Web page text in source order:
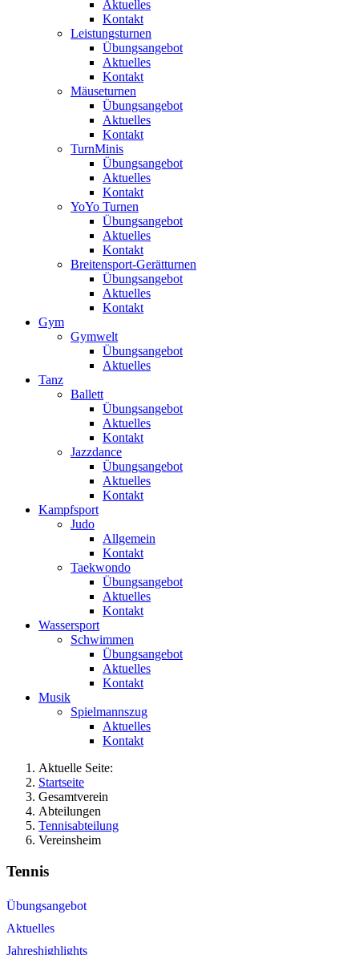
Aktuelles
Kontakt
Leistungsturnen
Übungsangebot
Aktuelles
Kontakt
Mäuseturnen
Übungsangebot
Aktuelles
Kontakt
TurnMinis
Übungsangebot
Aktuelles
Kontakt
YoYo Turnen
Übungsangebot
Aktuelles
Kontakt
Breitensport-Gerätturnen
Übungsangebot
Aktuelles
Kontakt
Gym
Gymwelt
Übungsangebot
Aktuelles
Tanz
Ballett
Übungsangebot
Aktuelles
Kontakt
Jazzdance
Übungsangebot
Aktuelles
Kontakt
Kampfsport
Judo
Allgemein
Kontakt
Taekwondo
Übungsangebot
Aktuelles
Kontakt
Wassersport
Schwimmen
Übungsangebot
Aktuelles
Kontakt
Musik
Spielmannszug
Aktuelles
Kontakt
Aktuelle Seite:
Startseite
Gesamtverein
Abteilungen
Tennisabteilung
Vereinsheim
Tennis
Übungsangebot
Aktuelles
Jahreshighlights